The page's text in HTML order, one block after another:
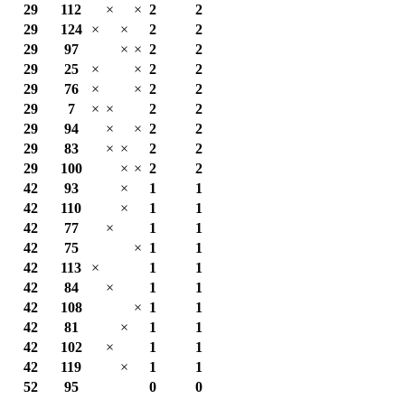
29
112 × × 2
2
29
124 × × 2
2
29
97 × × 2
2
29
25 × × 2
2
29
76 × × 2
2
29
7 × × 2
2
29
94 × × 2
2
29
83 × × 2
2
29
100 × × 2
2
42
93 × 1
1
42
110 × 1
1
42
77 × 1
1
42
75 × 1
1
42
113 × 1
1
42
84 × 1
1
42
108 × 1
1
42
81 × 1
1
42
102 × 1
1
42
119 × 1
1
52
95 0 0